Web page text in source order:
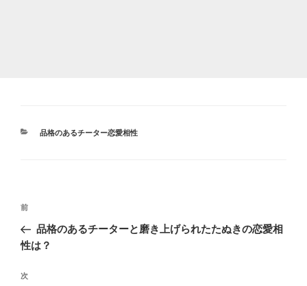
カ
品格のあるチーター恋愛相性
投
ナ
ゲ
前
の
投
前
品格のあるチーターと磨き上げられたたぬきの恋愛相
性は？
次
次